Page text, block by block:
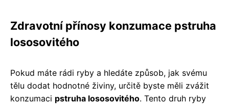
Zdravotní přínosy konzumace pstruha
lososovitého
Pokud máte rádi ryby a hledáte způsob, jak svému
tělu dodat hodnotné živiny, určitě byste měli zvážit
konzumaci pstruha lososovitého. Tento druh ryby